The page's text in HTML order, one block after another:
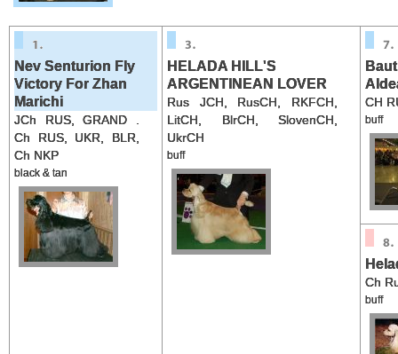
Nev Senturion Fly
Victory For Zhan
Marichi
JCh RUS, GRAND .
Ch RUS, UKR, BLR,
Ch NKP
black & tan
HELADA HILL'S
ARGENTINEAN LOVER
Rus JCH, RusCH, RKFCH,
LitCH, BlrCH, SlovenCH,
UkrCH
buff
CH
buff
Ch
buff